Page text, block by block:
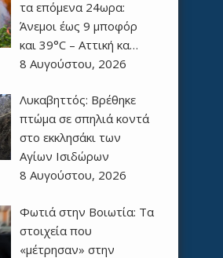
τα επόμενα 24ωρα:
Άνεμοι έως 9 μποφόρ
και 39°C – Αττική κα…
8 Αυγούστου, 2026
Λυκαβηττός: Βρέθηκε
πτώμα σε σπηλιά κοντά
στο εκκλησάκι των
Αγίων Ισιδώρων
8 Αυγούστου, 2026
Φωτιά στην Βοιωτία: Τα
στοιχεία που
«μέτρησαν» στην